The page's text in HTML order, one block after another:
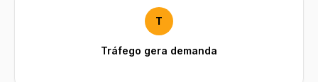
T
Tráfego gera demanda